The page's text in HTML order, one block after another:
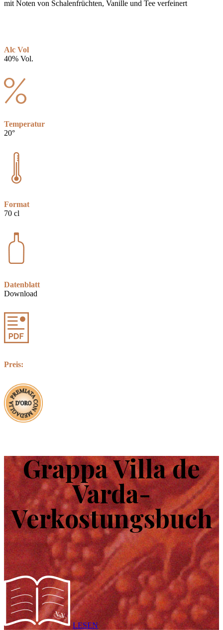
mit Noten von Schalenfrüchten, Vanille und Tee verfeinert
Alc Vol
40% Vol.
Temperatur
20°
Format
70 cl
Datenblatt
Download
Preis:
Grappa Villa de
Varda-
Verkostungsbuch
LESEN